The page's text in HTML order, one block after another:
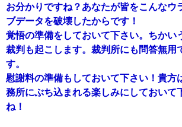
お分かりですね？あなたが皆をこんなウ
ブデータを破壊したからです！
覚悟の準備をしておいて下さい。ちかい
裁判も起こします。裁判所にも問答無用
す。
慰謝料の準備もしておいて下さい！貴方
務所にぶち込まれる楽しみにしておいて
ね！